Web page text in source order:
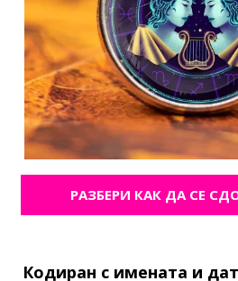
РАЗБЕРИ КАК ДА СЕ
Кодиран с имената и